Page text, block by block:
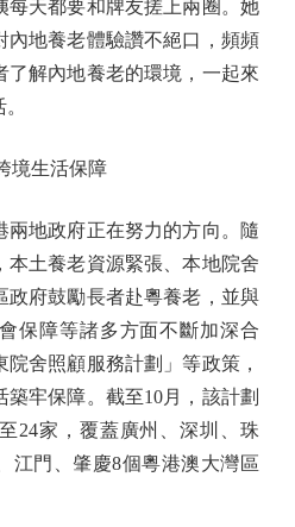
每天都要和牌友搓上兩圈。她
內地養老體驗讚不絕口，頻頻
了解內地養老的環境，一起來
生活保障
地政府正在努力的方向。隨
本土養老資源緊張、本地院舍
政府鼓勵長者赴粵養老，並與
保障等諸多方面不斷加深合
舍照顧服務計劃」等政策，
牢保障。截至10月，該計劃
24家，覆蓋廣州、深圳、珠
江門、肇慶8個粵港澳大灣區